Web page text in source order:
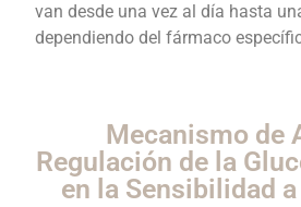
van desde una vez al día hasta
dependiendo del fármaco
Mecanismo de
Regulación de la
en la Sensibilidad